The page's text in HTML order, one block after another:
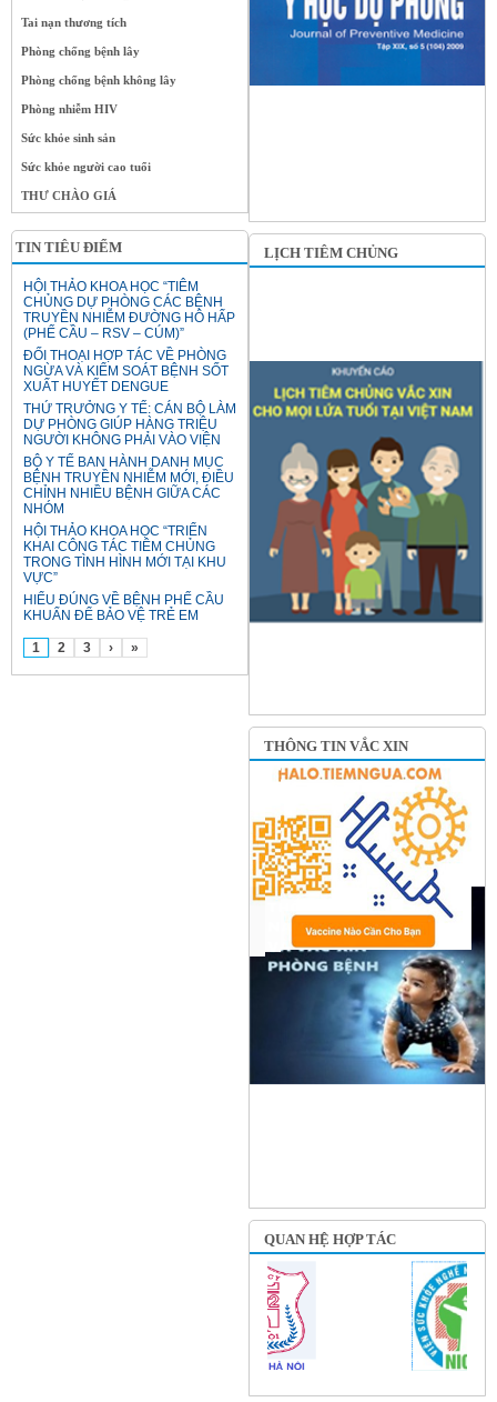
Tai nạn thương tích
Phòng chống bệnh lây
Phòng chống bệnh không lây
Phòng nhiễm HIV
Sức khỏe sinh sản
Sức khỏe người cao tuổi
THƯ CHÀO GIÁ
TIN TIÊU ĐIỂM
HỘI THẢO KHOA HỌC “TIÊM
CHỦNG DỰ PHÒNG CÁC BỆNH
TRUYỀN NHIỄM ĐƯỜNG HÔ HẤP
(PHẾ CẦU – RSV – CÚM)”
ĐỐI THOẠI HỢP TÁC VỀ PHÒNG
NGỪA VÀ KIỂM SOÁT BỆNH SỐT
XUẤT HUYẾT DENGUE
THỨ TRƯỞNG Y TẾ: CÁN BỘ LÀM
DỰ PHÒNG GIÚP HÀNG TRIỆU
NGƯỜI KHÔNG PHẢI VÀO VIỆN
BỘ Y TẾ BAN HÀNH DANH MỤC
BỆNH TRUYỀN NHIỄM MỚI, ĐIỀU
CHỈNH NHIỀU BỆNH GIỮA CÁC
NHÓM
HỘI THẢO KHOA HỌC “TRIỂN
KHAI CÔNG TÁC TIÊM CHỦNG
TRONG TÌNH HÌNH MỚI TẠI KHU
VỰC”
HIỂU ĐÚNG VỀ BỆNH PHẾ CẦU
KHUẨN ĐỂ BẢO VỆ TRẺ EM
1 2 3 › »
LỊCH TIÊM CHỦNG
THÔNG TIN VẮC XIN
QUAN HỆ HỢP TÁC